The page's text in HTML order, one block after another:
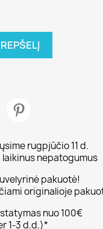
rugpjūčio 11 d.
nepatogumus
pakuotė!
originalioje
nuo 100€
1-3 d.d.)*